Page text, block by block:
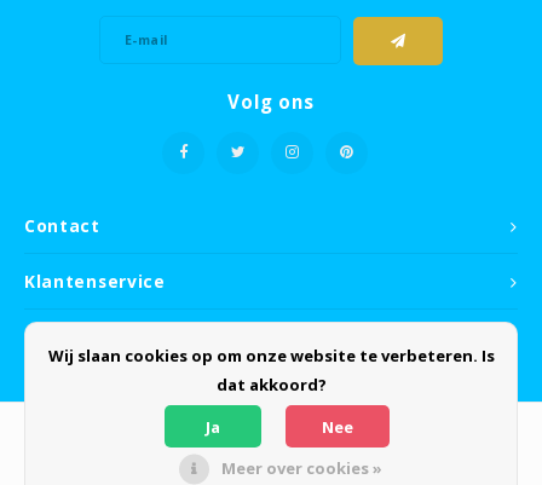
Contact
Volg ons
Klantenservice
Mijn account
© Copyright 2026 Clean-Sheets - Powered byLightspeed
Wij slaan cookies op om onze website te verbeteren. Is
dat akkoord?
Ja
Nee
Meer over cookies »